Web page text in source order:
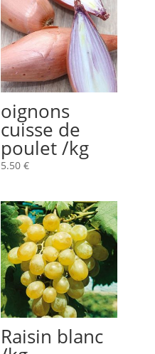
oignons
cuisse de
poulet /kg
5.50 €
Raisin blanc